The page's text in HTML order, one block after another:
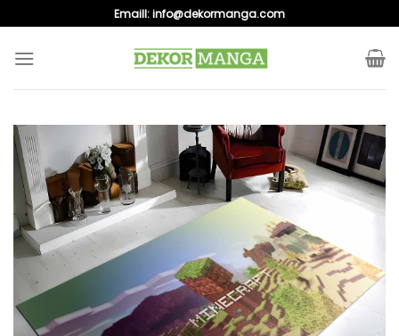
to
content
Emaill:info@dekormanga.com